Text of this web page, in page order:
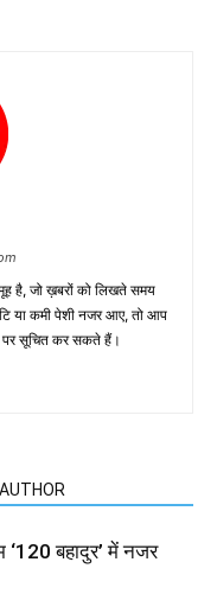
है, जो ख़बरों को लिखते समय
या कमी पेशी नजर आए, तो आप
सूचित कर सकते हैं।
बहादुर’ में नजर